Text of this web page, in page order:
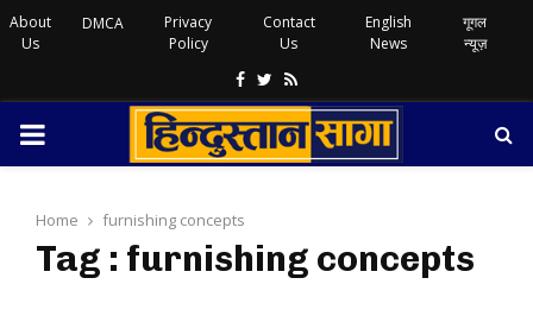
About
Us
DMCA
Privacy
Policy
Contact
Us
English
News
गूगल
न्यूज़
Facebook
Twitter
Rss
PRIMARY
Home furnishing concepts
Tag : furnishing concepts